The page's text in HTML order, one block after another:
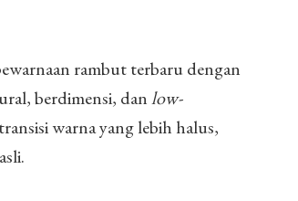
rambut terbaru dengan
berdimensi, danlow-
warna yang lebih halus,